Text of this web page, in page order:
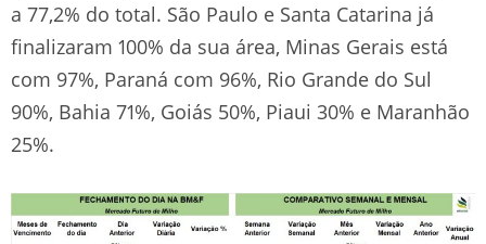
a 77,2% do total. São Paulo e Santa Catarina já
finalizaram 100% da sua área, Minas Gerais está
com 97%, Paraná com 96%, Rio Grande do Sul
90%, Bahia 71%, Goiás 50%, Piaui 30% e Maranhão
25%.